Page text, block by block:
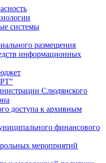
системы
размещения
информационных
Слюдянского
доступа к архивным
финансового
мероприятий